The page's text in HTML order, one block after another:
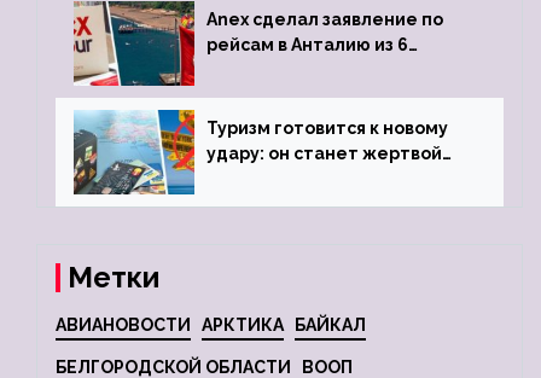
Anex сделал заявление по
рейсам в Анталию из 6
Туризм готовится к новому
удару: он станет жертвой
Метки
АВИАНОВОСТИ АРКТИКА БАЙКАЛ
БЕЛГОРОДСКОЙ ОБЛАСТИ ВООП